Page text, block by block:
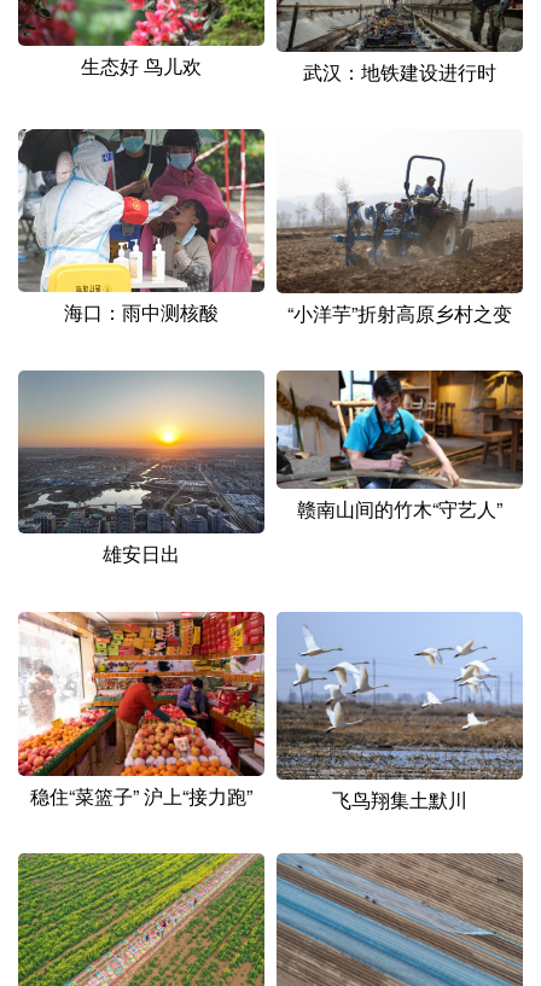
四川 贵州 云南 西藏
陕西 甘肃 青海 宁夏
多语种频道
English Español Français عربى
Русский язык 日本語 한국어
生态好 鸟儿欢 武汉：地铁建设进行时
海口：雨中测核酸 “小洋芋”折射高原乡村之变
雄安日出
赣南山间的竹木“守艺人”
稳住“菜篮子” 沪上“接力跑” 飞鸟翔集土默川